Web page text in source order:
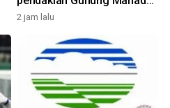
Tua
2 jam lalu